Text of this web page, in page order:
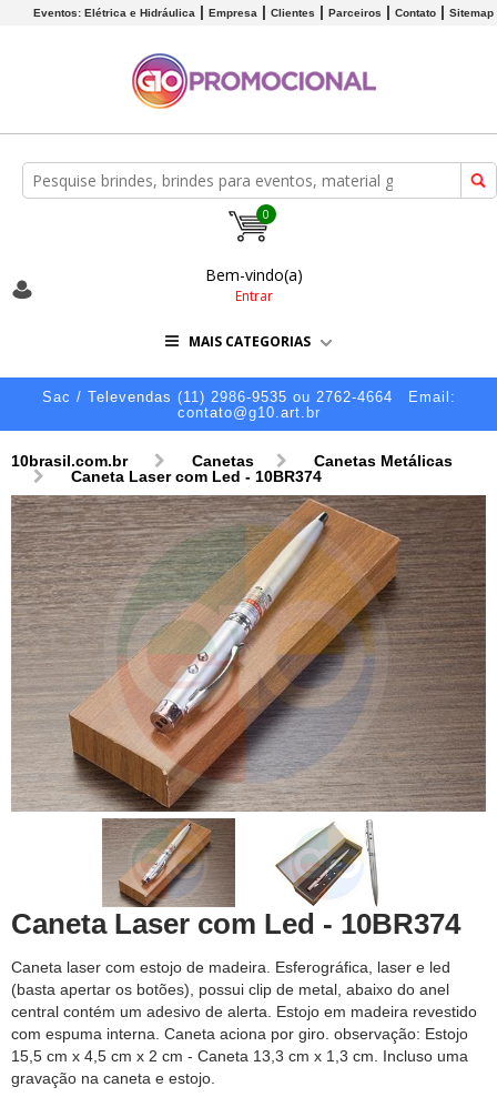
Eventos: Elétrica e Hidráulica Empresa Clientes Parceiros Contato Sitemap
0
Bem-vindo(a)
Entrar
MAIS CATEGORIAS
Sac / Televendas (11) 2986-9535 ou 2762-4664
Email:
contato@g10.art.br
10brasil.com.br Canetas
Canetas Metálicas
Caneta Laser com Led - 10BR374
Caneta Laser com Led - 10BR374
Caneta laser com estojo de madeira. Esferográfica, laser e led
(basta apertar os botões), possui clip de metal, abaixo do anel
central contém um adesivo de alerta. Estojo em madeira revestido
com espuma interna. Caneta aciona por giro. observação: Estojo
15,5 cm x 4,5 cm x 2 cm - Caneta 13,3 cm x 1,3 cm. Incluso uma
gravação na caneta e estojo.